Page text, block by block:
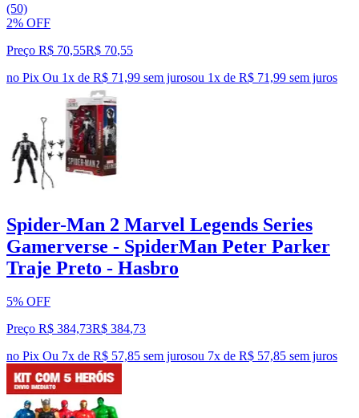
(50)
2% OFF
Preço R$ 70,55R$ 70,55
no Pix Ou 1x de R$ 71,99 sem jurosou 1x de R$ 71,99 sem juros
Spider-Man 2 Marvel Legends Series
Gamerverse - SpiderMan Peter Parker
Traje Preto - Hasbro
5% OFF
Preço R$ 384,73R$ 384,73
no Pix Ou 7x de R$ 57,85 sem jurosou 7x de R$ 57,85 sem juros